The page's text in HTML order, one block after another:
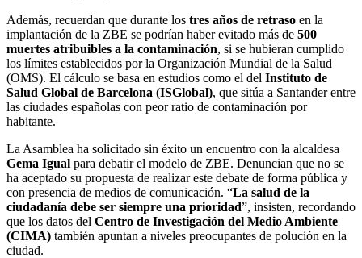
Además, recuerdan que durante los tres años de retraso en la
implantación de la ZBE se podrían haber evitado más de 500
muertes atribuibles a la contaminación, si se hubieran cumplido
los límites establecidos por la Organización Mundial de la Salud
(OMS). El cálculo se basa en estudios como el del Instituto de
Salud Global de Barcelona (ISGlobal), que sitúa a Santander entre
las ciudades españolas con peor ratio de contaminación por
habitante.
La Asamblea ha solicitado sin éxito un encuentro con la alcaldesa
Gema Igual para debatir el modelo de ZBE. Denuncian que no se
ha aceptado su propuesta de realizar este debate de forma pública y
con presencia de medios de comunicación. “La salud de la
ciudadanía debe ser siempre una prioridad”, insisten, recordando
que los datos del Centro de Investigación del Medio Ambiente
(CIMA) también apuntan a niveles preocupantes de polución en la
ciudad.